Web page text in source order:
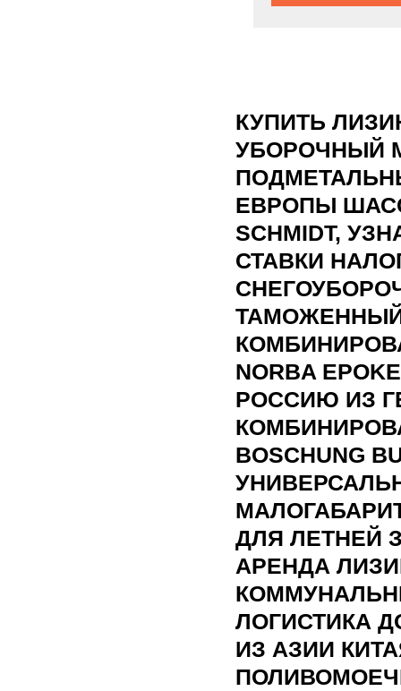
КУПИТЬ
УБОРОЧНЫЙ
ЕВРОПЫ
SCHMIDT,
СТАВКИ
NORBA
РОССИЮ ИЗ
BOSCHUNG
ДЛЯ ЛЕТНЕЙ
АРЕНДА
ЛОГИСТИКА
ИЗ АЗИИ